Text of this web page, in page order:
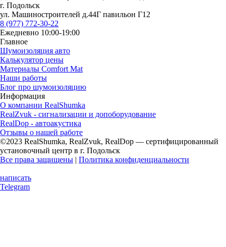
г. Подольск
ул. Машиностроителей д.44Г павильон Г12
8 (977) 772-30-22
Ежедневно 10:00-19:00
Главное
Шумоизоляция авто
Калькулятор цены
Материалы Comfort Mat
Наши работы
Блог про шумоизоляцию
Информация
О компании RealShumka
RealZvuk - сигнализации и допоборудование
RealDop - автоакустика
Отзывы о нашей работе
©2023 RealShumka, RealZvuk, RealDop — сертифицированный
установочный центр в г. Подольск
Все права защищены | Политика конфиденциальности
написать
Telegram